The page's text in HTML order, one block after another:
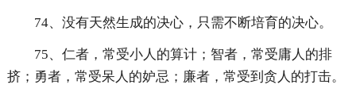
74、没有天然生成的决心，只需不断培育的决心。
75、仁者，常受小人的算计；智者，常受庸人的排
挤；勇者，常受呆人的妒忌；廉者，常受到贪人的打击。